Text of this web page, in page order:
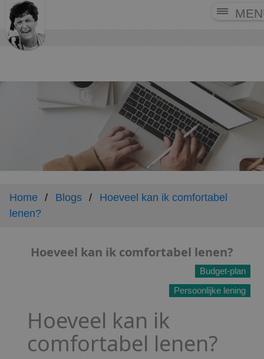
Home Blogs
Hoeveel kan ik comfortabel
lenen?
Hoeveel kan ik comfortabel lenen?
Budget-plan
Persoonlijke lening
Hoeveel kan ik
comfortabel lenen?